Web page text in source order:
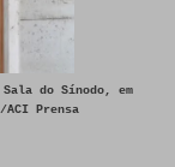
do Sínodo, em
Prensa